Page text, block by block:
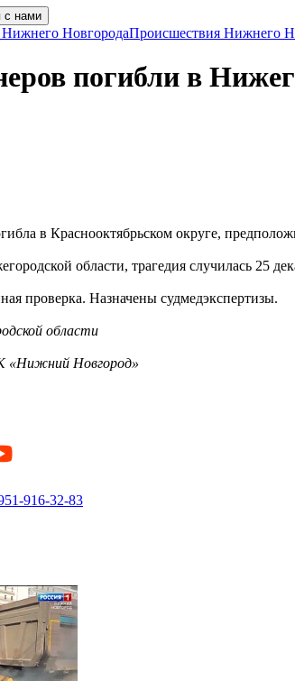
с нами
НовгородаПроисшествия Нижнего
погибли в
в Краснооктябрьском округе,
области, трагедия случилась 25
проверка. Назначены судмедэкспертизы.
области
«Нижний Новгород»
916-32-83